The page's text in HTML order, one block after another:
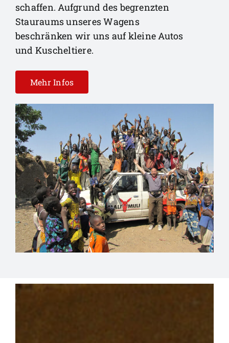
schaffen. Aufgrund des begrenzten
Stauraums unseres Wagens
beschränken wir uns auf kleine Autos
und Kuscheltiere.
Mehr Infos